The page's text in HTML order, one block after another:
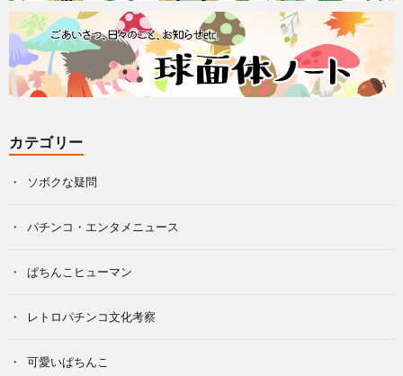
カテゴリー
ソボクな疑問
パチンコ・エンタメニュース
ぱちんこヒューマン
レトロパチンコ文化考察
可愛いぱちんこ